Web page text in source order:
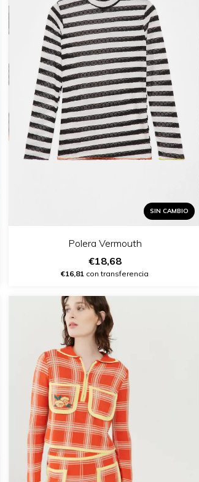
SIN CAMBIO
Polera Vermouth
€18,68
€16,81 con transferencia